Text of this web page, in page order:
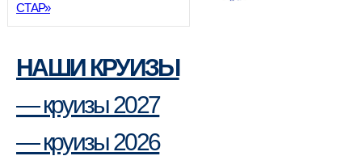
СТАР»
НАШИ КРУИЗЫ
— круизы 2027
— круизы 2026